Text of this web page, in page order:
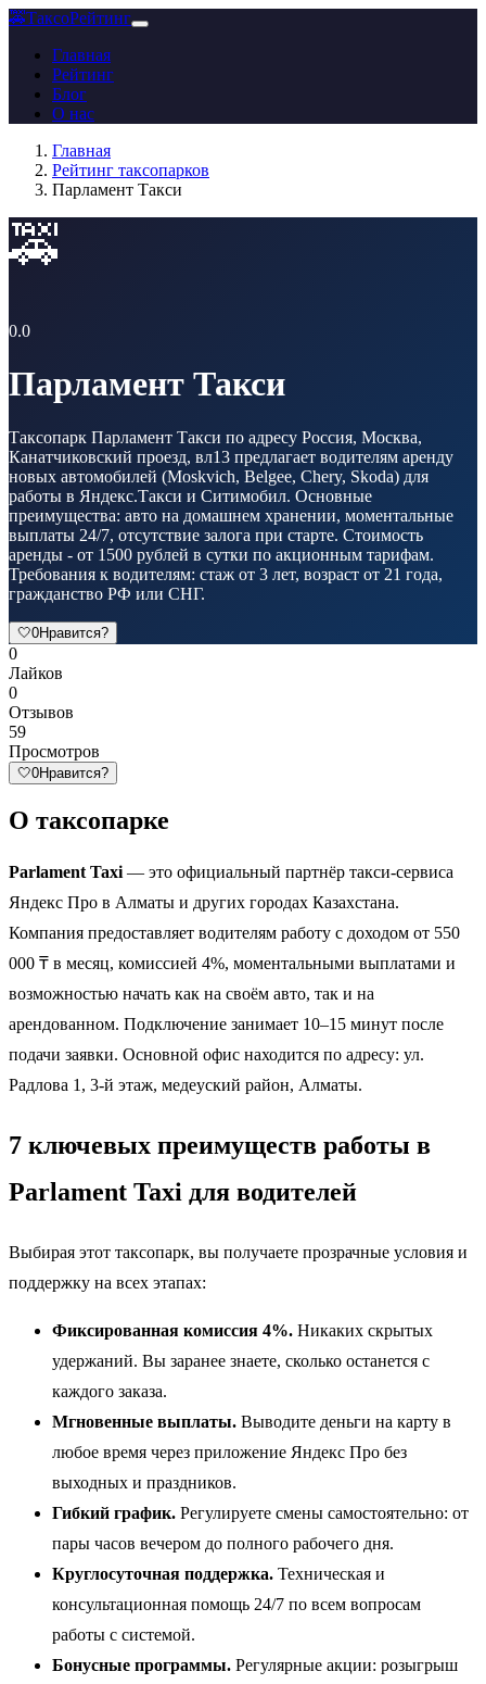
🚕ТаксоРейтинг
Главная
Рейтинг
Блог
О нас
Главная
Рейтинг таксопарков
Парламент Такси
🚕
0.0
Парламент Такси
Таксопарк Парламент Такси по адресу Россия, Москва,
Канатчиковский проезд, вл13 предлагает водителям аренду
новых автомобилей (Moskvich, Belgee, Chery, Skoda) для
работы в Яндекс.Такси и Ситимобил. Основные
преимущества: авто на домашнем хранении, моментальные
выплаты 24/7, отсутствие залога при старте. Стоимость
аренды - от 1500 рублей в сутки по акционным тарифам.
Требования к водителям: стаж от 3 лет, возраст от 21 года,
гражданство РФ или СНГ.
🤍0Нравится?
0
Лайков
0
Отзывов
59
Просмотров
🤍0Нравится?
О таксопарке
Parlament Taxi — это официальный партнёр такси-сервиса
Яндекс Про в Алматы и других городах Казахстана.
Компания предоставляет водителям работу с доходом от 550
000 ₸ в месяц, комиссией 4%, моментальными выплатами и
возможностью начать как на своём авто, так и на
арендованном. Подключение занимает 10–15 минут после
подачи заявки. Основной офис находится по адресу: ул.
Радлова 1, 3-й этаж, медеуский район, Алматы.
7 ключевых преимуществ работы в
Parlament Taxi для водителей
Выбирая этот таксопарк, вы получаете прозрачные условия и
поддержку на всех этапах:
Фиксированная комиссия 4%. Никаких скрытых
удержаний. Вы заранее знаете, сколько останется с
каждого заказа.
Мгновенные выплаты. Выводите деньги на карту в
любое время через приложение Яндекс Про без
выходных и праздников.
Гибкий график. Регулируете смены самостоятельно: от
пары часов вечером до полного рабочего дня.
Круглосуточная поддержка. Техническая и
консультационная помощь 24/7 по всем вопросам
работы с системой.
Бонусные программы. Регулярные акции: розыгрыш